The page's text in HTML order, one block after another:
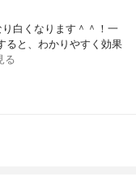
白くなります＾＾！一
ると、わかりやすく効果
る